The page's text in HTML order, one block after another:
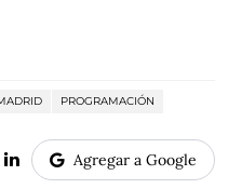
PROGRAMACIÓN
Agregar a Google